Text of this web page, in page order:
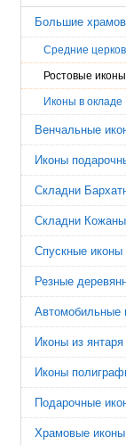
Большие
Средние
Ростовые иконы
Иконы в окладе
Венчальные
Иконы
Складни
Складни
Спускные иконы
Резные
Автомобильные
Иконы из янтаря
Иконы
Подарочные
Храмовые иконы